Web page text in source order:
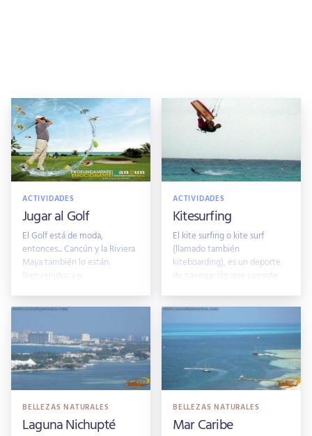
ACTIVIDADES
Jugar al Golf
El Golf está de moda,
entonces... Cancún y la Riviera
Maya también lo están.
Bienvenidos a e
ACTIVIDADES
Kitesurfing
El kite surfing o kite surf
(llamado también
kiteboarding), es un deporte
BELLEZAS NATURALES
Laguna Nichupté
BELLEZAS NATURALES
Mar Caribe